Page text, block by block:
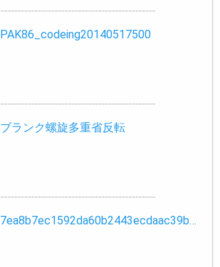
PAK86_codeing20140517500
ブランク螺旋多重省反転
7ea8b7ec1592da60b2443ecdaac39b…